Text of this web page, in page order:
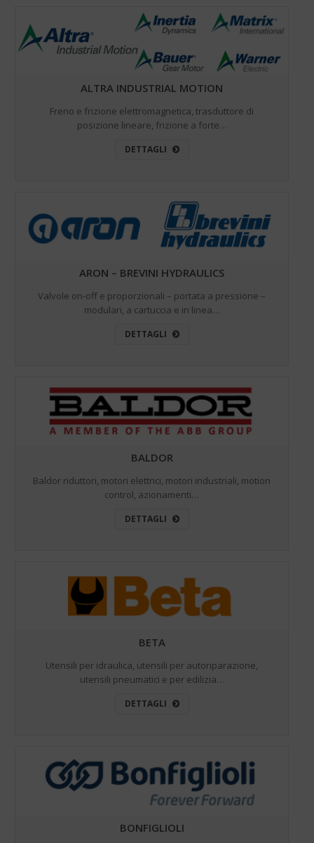
ALTRA INDUSTRIAL MOTION
Freno e frizione elettromagnetica, trasduttore di
posizione lineare, frizione a forte…
DETTAGLI
ARON – BREVINI HYDRAULICS
Valvole on-off e proporzionali – portata a pressione –
modulari, a cartuccia e in linea…
DETTAGLI
BALDOR
Baldor riduttori, motori elettrici, motori industriali, motion
control, azionamenti…
DETTAGLI
BETA
Utensili per idraulica, utensili per autoriparazione,
utensili pneumatici e per edilizia…
DETTAGLI
BONFIGLIOLI